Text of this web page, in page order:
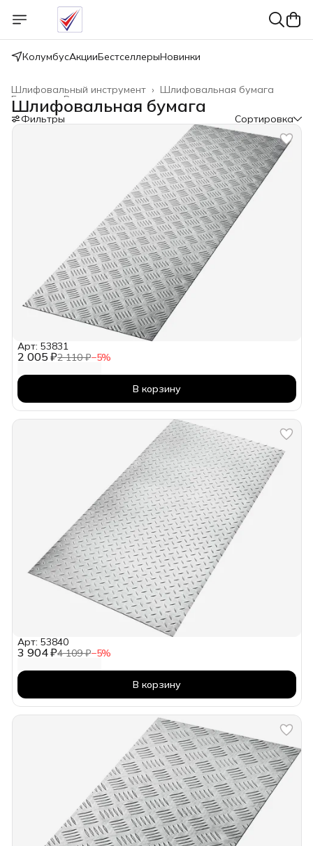
КолумбусАкцииБестселлерыНовинки
Шлифовальная бумага
Шлифовальный инструмент ›
Расходные материалы
Главная ›
Шлифовальная бумага
Фильтры Сортировка
2 005 ₽2 110 ₽−5%
Арт: 53831
В корзину
3 904 ₽4 109 ₽−5%
Арт: 53840
В корзину